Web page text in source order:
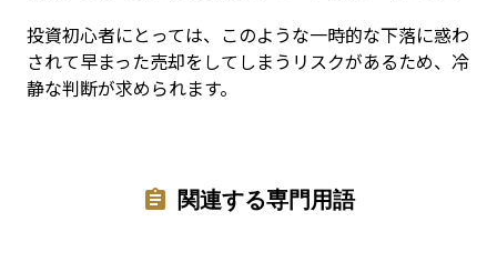
投資初心者にとっては、このような一時的な下落に惑わ
されて早まった売却をしてしまうリスクがあるため、冷
静な判断が求められます。
関連する専門用語